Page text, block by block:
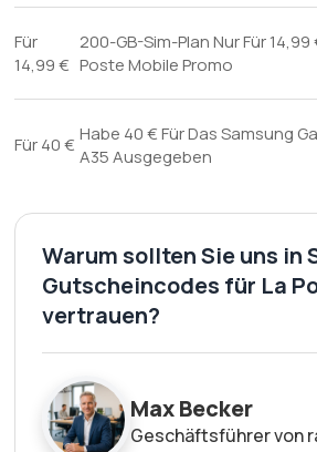
Für
14,99 €
200-GB-Sim-Plan Nur Für 14,99
Poste Mobile Promo
Für 40 € Habe 40 € Für Das Samsung
A35 Ausgegeben
Warum sollten Sie uns in
Gutscheincodes für La
vertrauen?
Max Becker
Geschäftsführer von